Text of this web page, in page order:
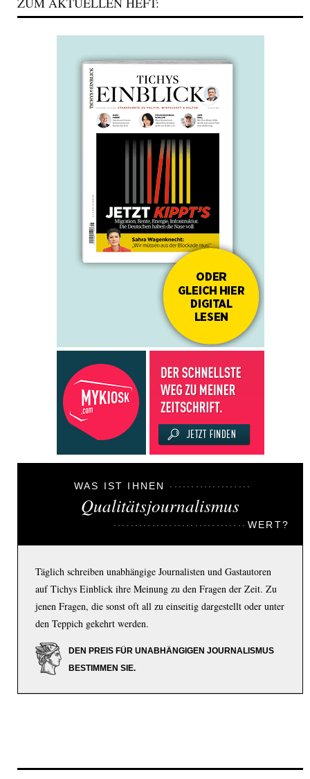
WAS IST IHNEN
Qualitätsjournalismus
WERT?
Täglich schreiben unabhängige Journalisten und Gastautoren
auf Tichys Einblick ihre Meinung zu den Fragen der Zeit. Zu
jenen Fragen, die sonst oft all zu einseitig dargestellt oder unter
den Teppich gekehrt werden.
DEN PREIS FÜR UNABHÄNGIGEN JOURNALISMUS
BESTIMMEN SIE.